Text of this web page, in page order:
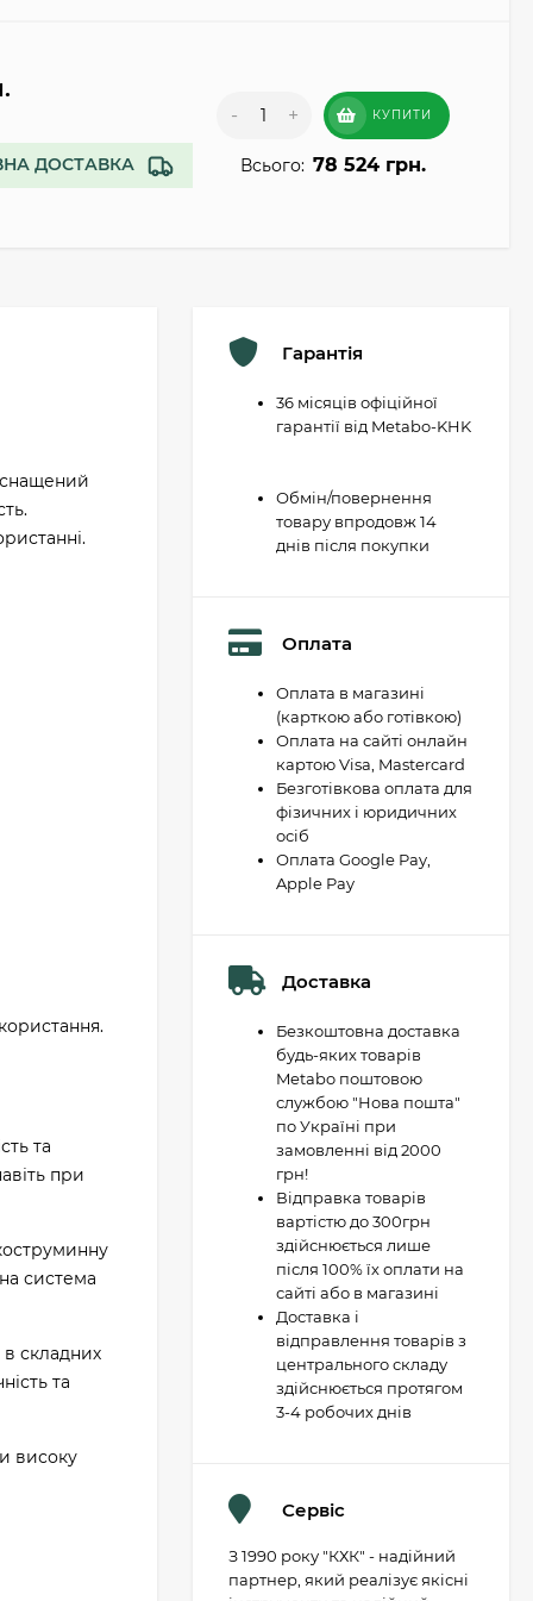
ДОСТАВКА
- + КУПИТИ
Всього: 78 524 грн.
та
при
система
в складних
та
високу
Гарантія
36 місяців офіційної
гарантії від Metabo-KHK
Обмін/повернення
товару впродовж 14
днів після покупки
Оплата
Оплата в магазині
(карткою або готівкою)
Оплата на сайті онлайн
картою Visa, Mastercard
Безготівкова оплата для
фізичних і юридичних
осіб
Оплата Google Pay,
Apple Pay
Доставка
Безкоштовна доставка
будь-яких товарів
Metabo поштовою
службою "Нова пошта"
по Україні при
замовленні від 2000
грн!
Відправка товарів
вартістю до 300грн
здійснюється лише
після 100% їх оплати на
сайті або в магазині
Доставка і
відправлення товарів з
центрального складу
здійснюється протягом
3-4 робочих днів
Сервіс
З 1990 року "КХК" - надійний
партнер, який реалізує якісні